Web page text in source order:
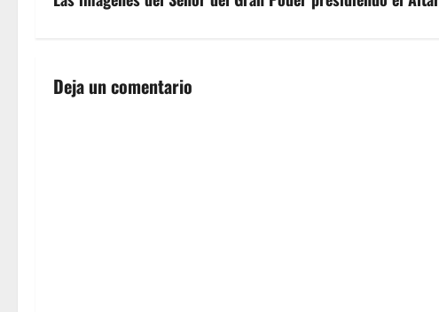
g
Deja un comentario